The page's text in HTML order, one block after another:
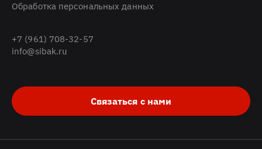
Обработка персональных данных
+7 (961) 708-32-57
info@sibak.ru
Связаться с нами